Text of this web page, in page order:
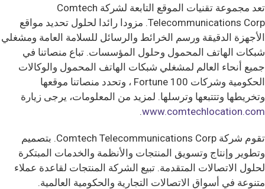
تعد مجموعة تقنيات الموقع التابعة لشركة Comtech
Telecommunications Corp. مزودا رائدا لحلول تحديد مواقع
الأجهزة الدقيقة ورسم الخرائط والرسائل للسلامة العامة ومشغلي
شبكات الهاتف المحمول وحلول المؤسسات. تباع منصاتنا في
جميع أنحاء العالم لمشغلي شبكات الهاتف المحمول والوكالات
الحكومية وشركات Fortune 100 ، وتحدد منصاتنا موقعها
وتخريطها وتتتبعها وترسلها. لمزيد من المعلومات، يرجى زيارة
www.comtechlocation.com
.
تقوم شركة Comtech Telecommunications Corp. بتصميم
وتطوير وإنتاج وتسويق المنتجات والأنظمة والخدمات المبتكرة
لحلول الاتصالات المتقدمة. تبيع الشركة المنتجات لقاعدة عملاء
متنوعة في أسواق الاتصالات التجارية والحكومية العالمية.